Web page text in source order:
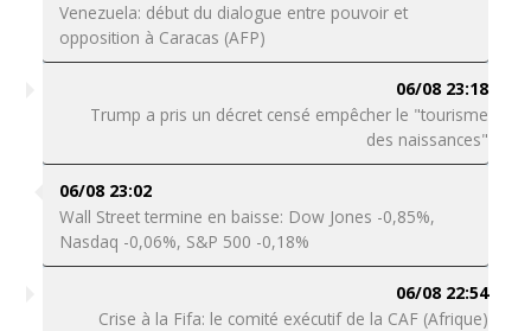
Venezuela: début du dialogue entre pouvoir et
opposition à Caracas (AFP)
06/08 23:18
Trump a pris un décret censé empêcher le "tourisme
des naissances"
06/08 23:02
Wall Street termine en baisse: Dow Jones -0,85%,
Nasdaq -0,06%, S&P 500 -0,18%
06/08 22:54
Crise à la Fifa: le comité exécutif de la CAF (Afrique)